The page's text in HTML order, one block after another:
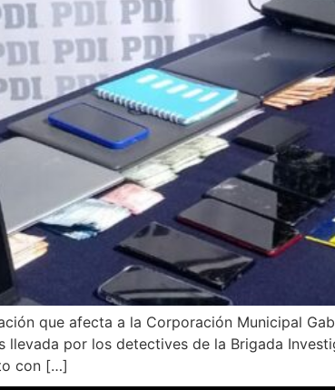
que afecta a la Corporación Municipal
llevada por los detectives de la Brigada
con […]